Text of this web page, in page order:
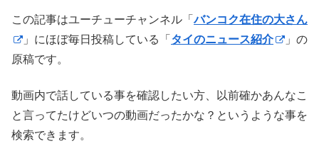
この記事はユーチューチャンネル「バンコク在住の大さん
」にほぼ毎日投稿している「 タイのニュース紹介
」の
原稿です。
動画内で話している事を確認したい方、以前確かあんなこ
と言ってたけどいつの動画だったかな？というような事を
検索できます。